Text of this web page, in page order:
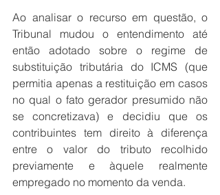
Ao analisar o recurso em questão, o
Tribunal mudou o entendimento até
então adotado sobre o regime de
substituição tributária do ICMS (que
permitia apenas a restituição em casos
no qual o fato gerador presumido não
se concretizava) e decidiu que os
contribuintes tem direito à diferença
entre o valor do tributo recolhido
previamente e àquele realmente
empregado no momento da venda.